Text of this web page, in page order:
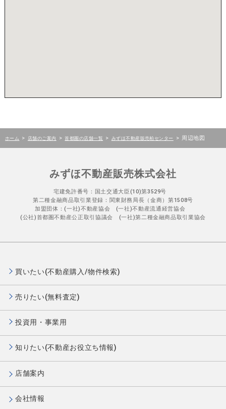
ホーム > 店舗のご案内 > 首都圏の店舗一覧 > みずほ不動産販売柏センター > 周辺地図
みずほ不動産販売株式会社
宅建免許番号：国土交通大臣(10)第3529号
第二種金融商品取引業登録：関東財務局長（金商）第1508号
加盟団体：(一社)不動産協会 (一社)不動産流通経営協会
(公社)首都圏不動産公正取引協議会 (一社)第二種金融商品取引業協会
買いたい(不動産購入/物件検索)
売りたい(無料査定)
投資用・事業用
知りたい(不動産お役立ち情報)
店舗案内
会社情報